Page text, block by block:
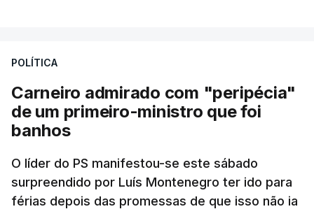
POLÍTICA
Carneiro admirado com "peripécia"
de um primeiro-ministro que foi
banhos
O líder do PS manifestou-se este sábado
surpreendido por Luís Montenegro ter ido para
férias depois das promessas de que isso não ia